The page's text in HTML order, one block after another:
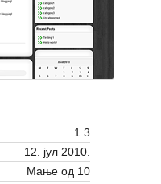
1.3
12. јул 2010.
Мање од 10